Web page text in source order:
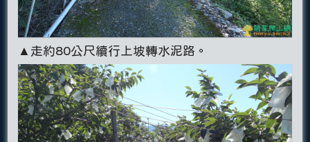
▲走約80公尺續行上坡轉水泥路。